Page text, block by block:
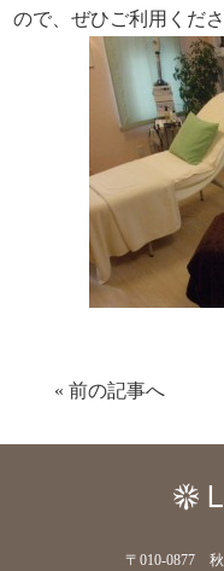
ので、ぜひご利用くださ
« 前の記事へ
〒010-0877